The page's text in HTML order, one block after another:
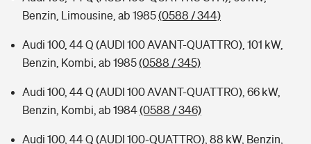
Benzin, Limousine, ab 1985(0588 / 344)
Audi 100, 44 Q (AUDI 100 AVANT-QUATTRO), 101 kW,
Benzin, Kombi, ab 1985(0588 / 345)
Audi 100, 44 Q (AUDI 100 AVANT-QUATTRO), 66 kW,
Benzin, Kombi, ab 1984(0588 / 346)
Audi 100, 44 Q (AUDI 100-QUATTRO), 88 kW, Benzin,